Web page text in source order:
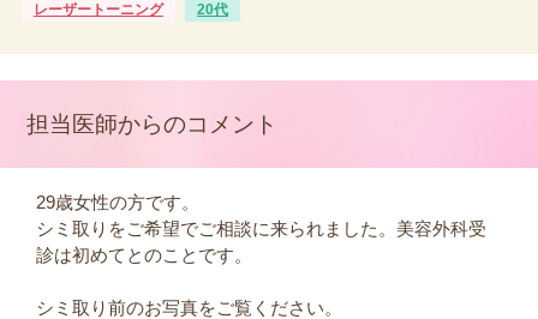
レーザートーニング 20代
担当医師からのコメント
29歳女性の方です。
シミ取りをご希望でご相談に来られました。美容外科受
診は初めてとのことです。
シミ取り前のお写真をご覧ください。